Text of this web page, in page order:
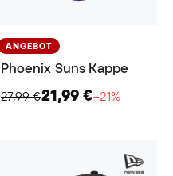
ANGEBOT
Phoenix Suns Kappe
27,99 €21,99 €−21%